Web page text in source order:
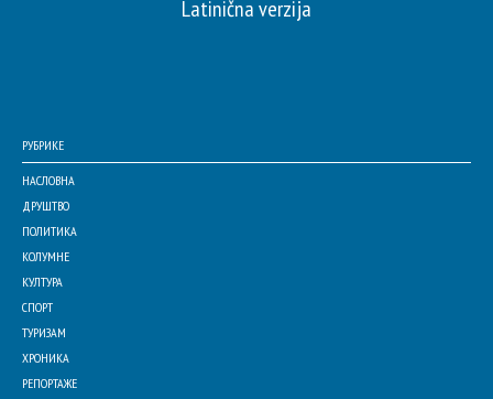
Latinična verzija
РУБРИКЕ
НАСЛОВНА
ДРУШТВО
ПОЛИТИКА
КОЛУМНЕ
КУЛТУРА
СПОРТ
ТУРИЗАМ
ХРОНИКА
РЕПОРТАЖЕ